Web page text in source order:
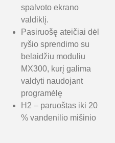
spalvoto ekrano
valdiklį.
Pasiruošę ateičiai dėl
ryšio sprendimo su
belaidžiu moduliu
MX300, kurį galima
valdyti naudojant
programėlę
H2 – paruoštas iki 20
% vandenilio mišinio